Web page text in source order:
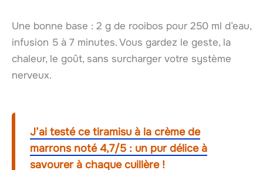
Une bonne base : 2 g de rooibos pour 250 ml d’eau,
infusion 5 à 7 minutes. Vous gardez le geste, la
chaleur, le goût, sans surcharger votre système
nerveux.
J’ai testé ce tiramisu à la crème de
marrons noté 4,7/5 : un pur délice à
savourer à chaque cuillère !